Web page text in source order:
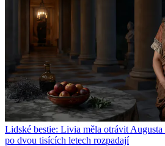
Lidské bestie: Livia měla otrávit
po dvou tisících letech rozpadají